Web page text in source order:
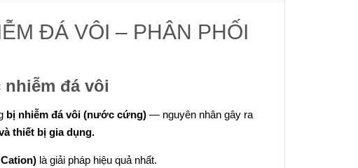
ĐÁ VÔI – PHÂN PHỐI
đá vôi
bị nhiễm đá vôi (nước cứng)— nguyên nhân gây ra
thiết bị gia dụng.
là giải pháp hiệu quả nhất.